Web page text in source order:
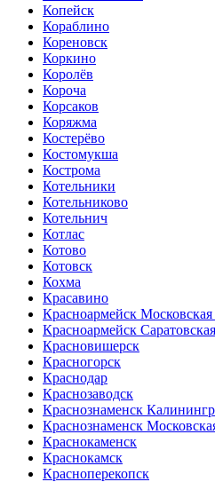
Копейск
Кораблино
Кореновск
Коркино
Королёв
Короча
Корсаков
Коряжма
Костерёво
Костомукша
Кострома
Котельники
Котельниково
Котельнич
Котлас
Котово
Котовск
Кохма
Красавино
Красноармейск Московская
Красноармейск
Красновишерск
Красногорск
Краснодар
Краснозаводск
Краснознаменск
Краснознаменск
Краснокаменск
Краснокамск
Красноперекопск